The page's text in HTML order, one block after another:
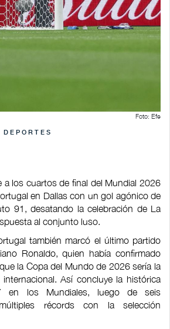
Foto: Efe
a los cuartos de final del Mundial 2026
en Dallas con un gol agónico de
91, desatando la celebración de La
al conjunto luso.
también marcó el último partido
Ronaldo, quien había confirmado
la Copa del Mundo de 2026 sería la
Así concluye la histórica
en los Mundiales, luego de seis
récords con la selección